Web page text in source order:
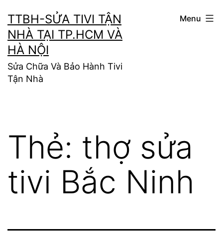
to
content
TTBH-SỬA TIVI TẬN
NHÀ TẠI TP.HCM VÀ
HÀ NỘI
Sửa Chữa Và Bảo Hành Tivi
Tận Nhà
Menu
Thẻ: thợ sửa
tivi Bắc Ninh